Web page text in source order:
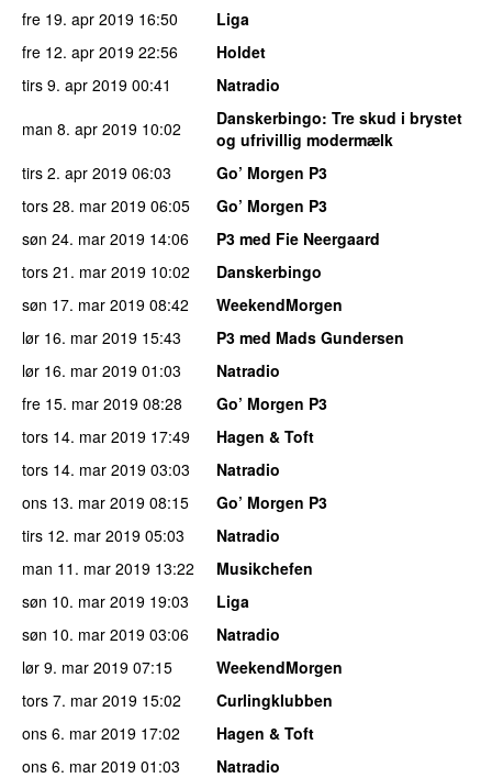
fre 19. apr 2019 16:50
Liga
fre 12. apr 2019 22:56
Holdet
tirs 9. apr 2019 00:41
Natradio
man 8. apr 2019 10:02 Danskerbingo: Tre skud i brystet
og ufrivillig modermælk
tirs 2. apr 2019 06:03
Go’ Morgen P3
tors 28. mar 2019 06:05
Go’ Morgen P3
søn 24. mar 2019 14:06
P3 med Fie Neergaard
tors 21. mar 2019 10:02
Danskerbingo
søn 17. mar 2019 08:42
WeekendMorgen
lør 16. mar 2019 15:43
P3 med Mads Gundersen
lør 16. mar 2019 01:03
Natradio
fre 15. mar 2019 08:28
Go’ Morgen P3
tors 14. mar 2019 17:49
Hagen & Toft
tors 14. mar 2019 03:03
Natradio
ons 13. mar 2019 08:15
Go’ Morgen P3
tirs 12. mar 2019 05:03
Natradio
man 11. mar 2019 13:22
Musikchefen
søn 10. mar 2019 19:03
Liga
søn 10. mar 2019 03:06
Natradio
lør 9. mar 2019 07:15
WeekendMorgen
tors 7. mar 2019 15:02
Curlingklubben
ons 6. mar 2019 17:02
Hagen & Toft
ons 6. mar 2019 01:03
Natradio